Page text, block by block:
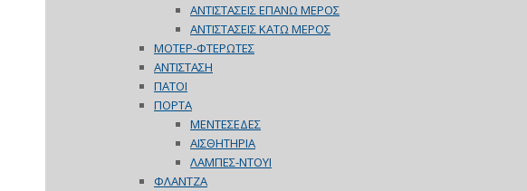
ΑΝΤΙΣΤΑΣΕΙΣ ΕΠΑΝΩ ΜΕΡΟΣ
ΑΝΤΙΣΤΑΣΕΙΣ ΚΑΤΩ ΜΕΡΟΣ
ΜΟΤΕΡ-ΦΤΕΡΩΤΕΣ
ΑΝΤΙΣΤΑΣΗ
ΠΑΤΟΙ
ΠΟΡΤΑ
ΜΕΝΤΕΣΕΔΕΣ
ΑΙΣΘΗΤΗΡΙΑ
ΛΑΜΠΕΣ-ΝΤΟΥΙ
ΦΛΑΝΤΖΑ